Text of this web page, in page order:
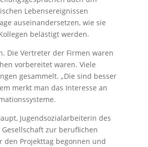
Lebensereignissen
auseinandersetzen, wie sie
belästigt werden.
Die Vertreter der Firmen waren
vorbereitet waren. Viele
gesammelt. „Die sind besser
merkt man das Interesse an
Jugendsozialarbeiterin des
zur beruflichen
den Projekttag begonnen und